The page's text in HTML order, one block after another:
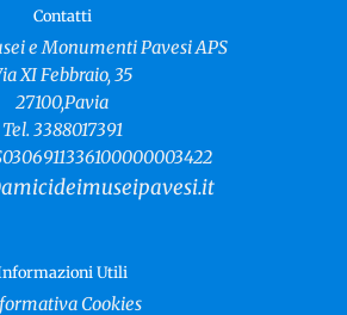
Contatti
e Monumenti Pavesi APS
XI Febbraio, 35
27100,Pavia
Tel. 3388017391
Utili
Cookies